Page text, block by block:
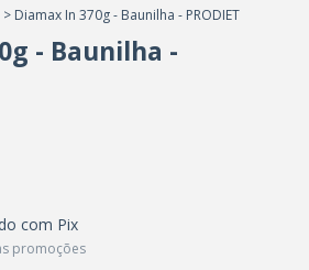
> Diamax In 370g - Baunilha - PRODIET
- Baunilha -
com Pix
promoções